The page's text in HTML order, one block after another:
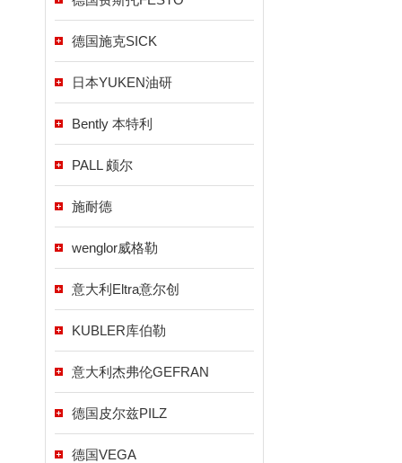
德国施克SICK
日本YUKEN油研
Bently 本特利
PALL 颇尔
施耐德
wenglor威格勒
意大利Eltra意尔创
KUBLER库伯勒
意大利杰弗伦GEFRAN
德国皮尔兹PILZ
德国VEGA